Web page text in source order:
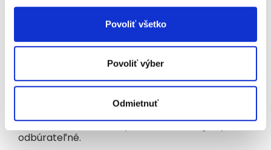
Povoliť všetko
Povoliť výber
Odmietnuť
federáciou pre alergie, kožu a astmu. Sú bez
parfumácie a neobsahujú chlór ani glyfosáty,
Hlavnou surovinou používanou v plienkach Muumi
Baby je celulóza, ktorá je úplne biologicky
odbúrateľná. Pre maximálnu funkčnosť plienky
používame materiály, ktoré zvyšujú absorpčnú
dieťaťa. Tieto materiály ale nie sú biologicky
odbúrateľné.